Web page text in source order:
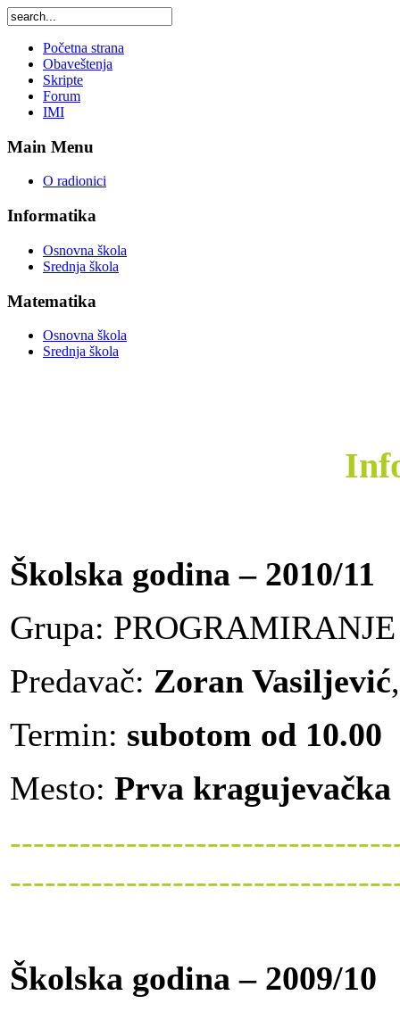
Početna strana
Obaveštenja
Skripte
Forum
IMI
Main Menu
O radionici
Informatika
Osnovna škola
Srednja škola
Matematika
Osnovna škola
Srednja škola
Školska godina – 2010/11
Grupa:
Predavač: Zoran Vasiljević
Termin: subotom od 10.00
Mesto: Prva
Školska godina – 2009/10